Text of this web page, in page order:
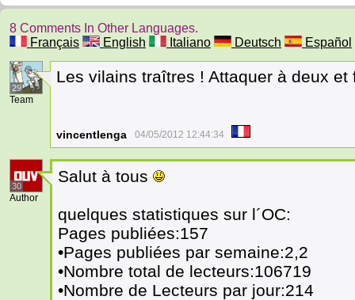
8 Comments In Other Languages.
Français
English Italiano Deutsch Español
29
Team
Les vilains traîtres ! Attaquer à deux
vincentlenga 04/05/2012 12:44:34
30
Author
Salut à tous
quelques statistiques sur l´OC:
Pages publiées:157
•Pages publiées par semaine:2,2
•Nombre total de lecteurs:106719
•Nombre de Lecteurs par jour:214